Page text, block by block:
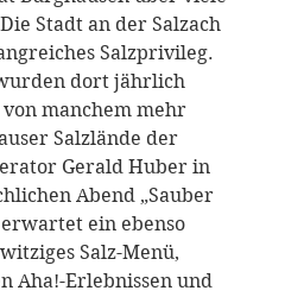
Stadt an der Salzach
Salzprivileg.
dort jährlich
manchem mehr
Salzlände der
Gerald Huber in
Abend „Sauber
ein ebenso
Salz-Menü,
Aha!-Erlebnissen und